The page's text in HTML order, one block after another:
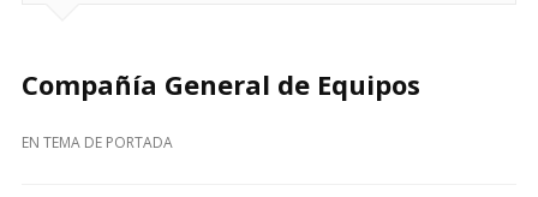
Compañía General de Equipos
EN TEMA DE PORTADA